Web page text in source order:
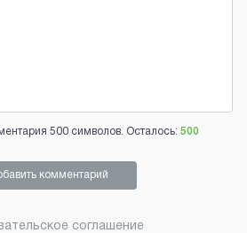
500 символов. Осталось: 500
комментарий
соглашение